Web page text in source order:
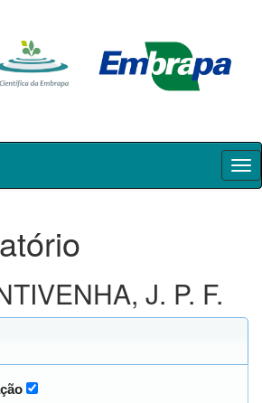
J. P. F.